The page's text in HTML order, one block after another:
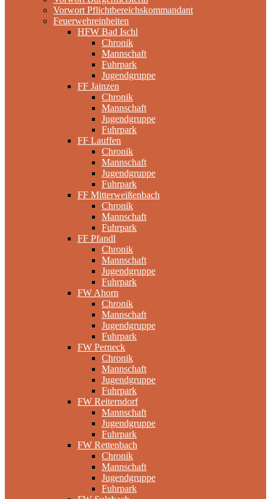
Vorwort Pflichtbereichskommandant
Feuerwehreinheiten
HFW Bad Ischl
Chronik
Mannschaft
Fuhrpark
Jugendgruppe
FF Jainzen
Chronik
Mannschaft
Jugendgruppe
Fuhrpark
FF Lauffen
Chronik
Mannschaft
Jugendgruppe
Fuhrpark
FF Mitterweißenbach
Chronik
Mannschaft
Fuhrpark
FF Pfandl
Chronik
Mannschaft
Jugendgruppe
Fuhrpark
FW Ahorn
Chronik
Mannschaft
Jugendgruppe
Fuhrpark
FW Perneck
Chronik
Mannschaft
Jugendgruppe
Fuhrpark
FW Reiterndorf
Mannschaft
Jugendgruppe
Fuhrpark
FW Rettenbach
Chronik
Mannschaft
Jugendgruppe
Fuhrpark